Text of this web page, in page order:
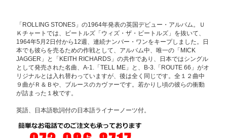
「ROLLING STONES」の1964年発表の英国デビュー・アルバム。Ｕ
Ｋチャートでは、ビートルズ「ウィズ・ザ・ビートルズ」を抜いて、
1964年5月2日付から12週、連続ナンバー・ワンをキープしました。日
本でも彼らを売るための作戦として、アルバム中、唯一の「MICK
JAGGER」と「KEITH RICHARDS」の共作であり、日本ではシングル
として発売された名曲、A-1.「TELL ME」と、B-3.「ROUTE 66」がオ
リジナルとは入れ替わっていますが、後は全く同じです。全１２曲中
９曲がＲ＆Ｂや、ブルースのカヴァーです。若かりし頃の彼らの衝動
が詰まった１枚です。
英語、日本語歌詞付の日本語ライナーノーツ付。